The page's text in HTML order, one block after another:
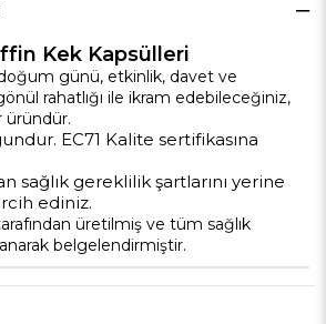
Kek Kapsülleri
günü, etkinlik, davet ve
rahatlığı ile ikram edebileceğiniz,
üründür.
EC71 Kalite sertifikasına
sağlık gereklilik şartlarını yerine
ediniz.
üretilmiş ve tüm sağlık
belgelendirmiştir.